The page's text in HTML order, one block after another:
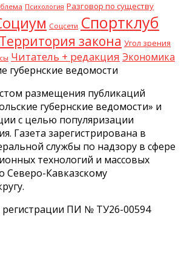
Психология Разговор по существу
Соцсети Спортклуб
Территория закона Угол зрения
Читатель + редакция Экономика
размещения публикаций
губернские ведомости» и
с целью популяризации
Газета зарегистрирована в
службы по надзору в сфере
технологий и массовых
Северо-Кавказскому
регистрации ПИ № ТУ26-00594